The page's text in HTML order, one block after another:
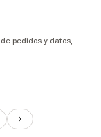
pedidos y datos,